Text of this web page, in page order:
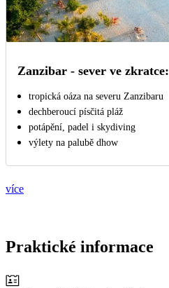
Zanzibar - sever ve zkratce:
tropická oáza na severu Zanzibaru
dechberoucí písčitá pláž
potápění, padel i skydiving
výlety na palubě dhow
více
Praktické informace